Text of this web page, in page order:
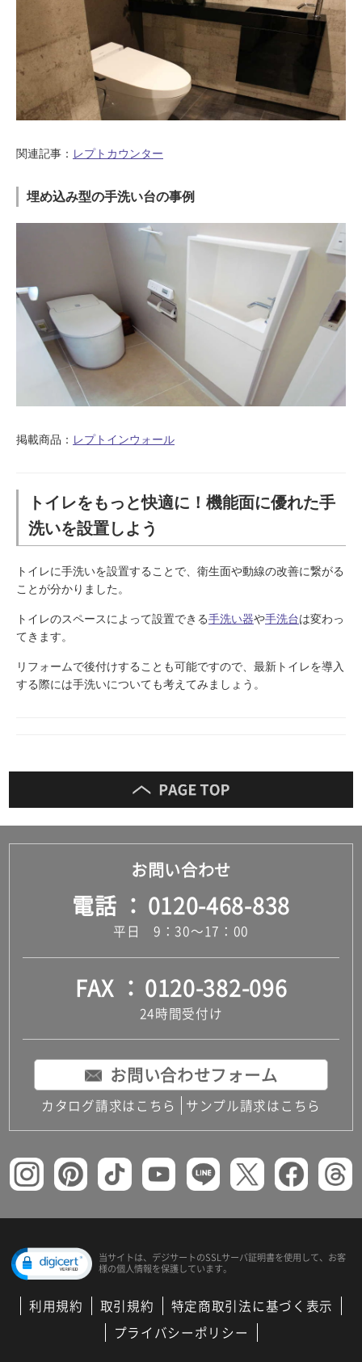
関連記事： レプトカウンター
埋め込み型の手洗い台の事例
掲載商品： レプトインウォール
トイレをもっと快適に！機能面に優れた手
洗いを設置しよう
トイレに手洗いを設置することで、衛生面や動線の改善に繋がる
ことが分かりました。
トイレのスペースによって設置できる手洗い器や手洗台は変わっ
てきます。
リフォームで後付けすることも可能ですので、最新トイレを導入
する際には手洗いについても考えてみましょう。
お問い合わせ
電話 0120-468-838
平日 9：30～17：00
FAX 0120-382-096
24時間受付け
お問い合わせフォーム
カタログ請求はこちら サンプル請求はこちら
当サイトは、デジサートのSSLサーバ証明書を使用して、 お客
様の個人情報を保護しています。
利用規約 取引規約
特定商取引法に基づく表示
プライバシーポリシー